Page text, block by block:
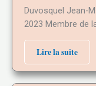
Duvosquel Jean-
2023 Membre de
Lire la suite